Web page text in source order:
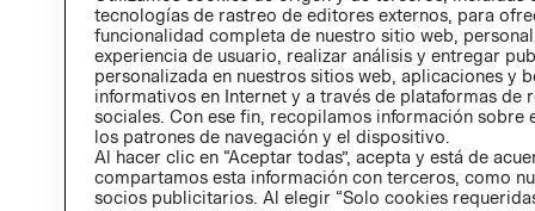
tecnologías de rastreo de editores externos, para
funcionalidad completa de nuestro sitio web,
experiencia de usuario, realizar análisis y entregar
personalizada en nuestros sitios web, aplicaciones y
informativos en Internet y a través de plataformas de
sociales. Con ese fin, recopilamos información sobre
los patrones de navegación y el dispositivo.
Al hacer clic en “Aceptar todas”, acepta y está de
compartamos esta información con terceros, como
socios publicitarios. Al elegir “Solo cookies